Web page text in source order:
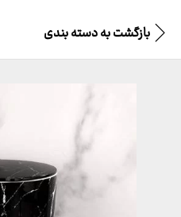
بازگشت بهدسته بندی